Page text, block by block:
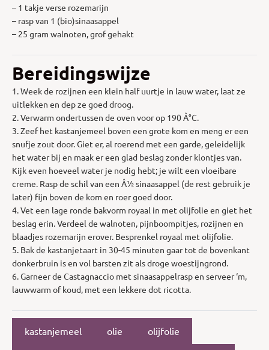
– 1 takje verse rozemarijn
– rasp van 1 (bio)sinaasappel
– 25 gram walnoten, grof gehakt
Bereidingswijze
1. Week de rozijnen een klein half uurtje in lauw water, laat ze
uitlekken en dep ze goed droog.
2. Verwarm ondertussen de oven voor op 190 Â°C.
3. Zeef het kastanjemeel boven een grote kom en meng er een
snufje zout door. Giet er, al roerend met een garde, geleidelijk
het water bij en maak er een glad beslag zonder klontjes van.
Kijk even hoeveel water je nodig hebt; je wilt een vloeibare
creme. Rasp de schil van een Â½ sinaasappel (de rest gebruik je
later) fijn boven de kom en roer goed door.
4. Vet een lage ronde bakvorm royaal in met olijfolie en giet het
beslag erin. Verdeel de walnoten, pijnboompitjes, rozijnen en
blaadjes rozemarijn erover. Besprenkel royaal met olijfolie.
5. Bak de kastanjetaart in 30-45 minuten gaar tot de bovenkant
donkerbruin is en vol barsten zit als droge woestijngrond.
6. Garneer de Castagnaccio met sinaasappelrasp en serveer ‘m,
lauwwarm of koud, met een lekkere dot ricotta.
kastanjemeel olie olijfolie